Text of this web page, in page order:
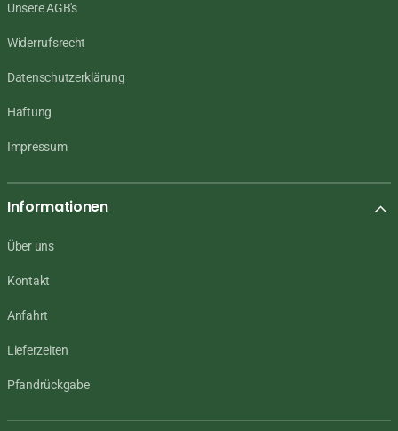
Unsere AGB's
Widerrufsrecht
Datenschutzerklärung
Haftung
Impressum
Informationen
Über uns
Kontakt
Anfahrt
Lieferzeiten
Pfandrückgabe